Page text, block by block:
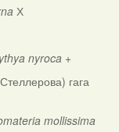
Х
nyroca+
гага
mollissima